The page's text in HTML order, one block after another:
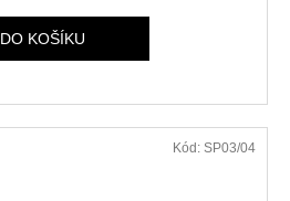
DO KOŠÍKU
Kód: SP03/04